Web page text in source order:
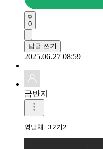
0
답글 쓰기
2025.06.27 08:59
금반지
영말채 32기2